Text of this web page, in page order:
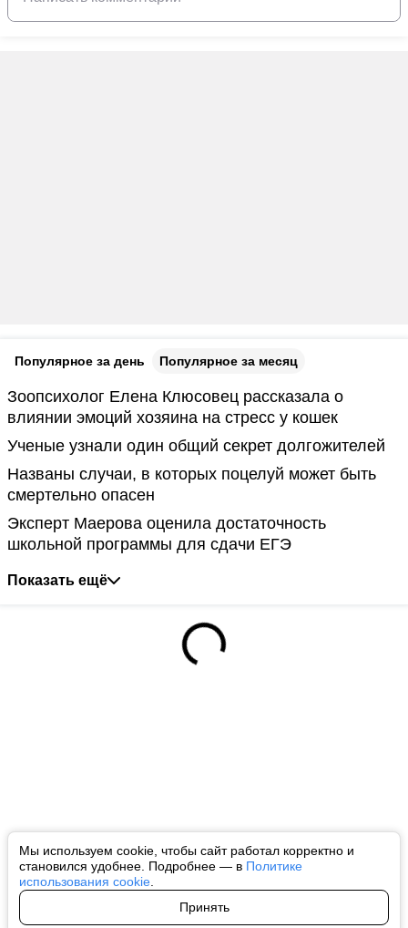
Мы используем cookie, чтобы сайт работал корректно и
становился удобнее. Подробнее — в Политике
использования cookie
Принять
Популярное за день Популярное за месяц
Зоопсихолог Елена Клюсовец рассказала о
влиянии эмоций хозяина на стресс у кошек
Ученые узнали один общий секрет долгожителей
Названы случаи, в которых поцелуй может быть
смертельно опасен
Эксперт Маерова оценила достаточность
школьной программы для сдачи ЕГЭ
Показать ещё